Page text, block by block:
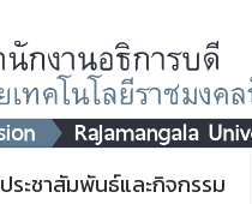
ประชาสัมพันธ์และกิจกรรม